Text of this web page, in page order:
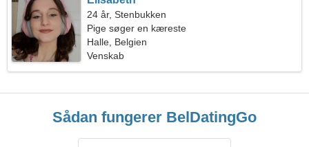
24 år, Stenbukken
Pige søger en kæreste
Halle, Belgien
Venskab
Sådan fungerer BelDatingGo